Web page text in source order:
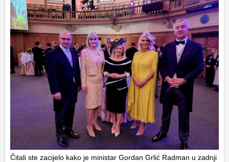
Čitali ste zacijelo kako je ministar Gordan Grlić Radman u zadnji